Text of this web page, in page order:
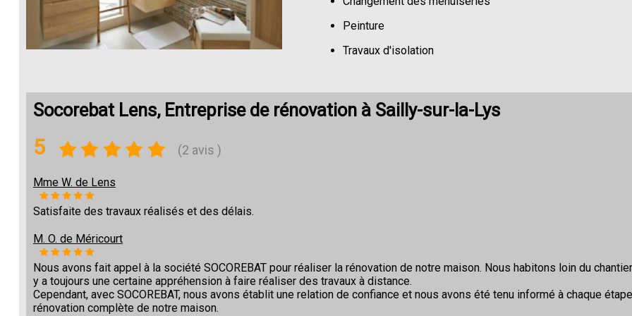
Peinture
Travaux d'isolation
Socorebat Lens, Entreprise de rénovation à Sailly-sur-la-Lys
5 (2 avis )
Mme W. de Lens
Satisfaite des travaux réalisés et des délais.
M. O. de Méricourt
Nous avons fait appel à la société SOCOREBAT pour réaliser la rénovation de notre maison. Nous habitons loin du
y a toujours une certaine appréhension à faire réaliser des travaux à distance.
Cependant, avec SOCOREBAT, nous avons établit une relation de confiance et nous avons été tenu informé à chaque
rénovation complète de notre maison.